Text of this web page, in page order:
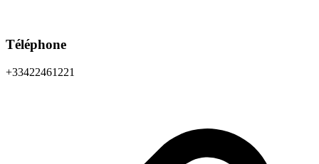
Téléphone
+33422461221